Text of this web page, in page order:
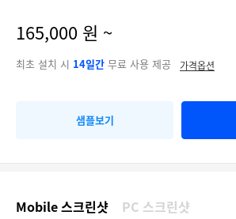
165,000 원 ~
최초 설치 시 14일간 무료 사용 제공 가격옵션
샘플보기
Mobile 스크린샷 PC 스크린샷